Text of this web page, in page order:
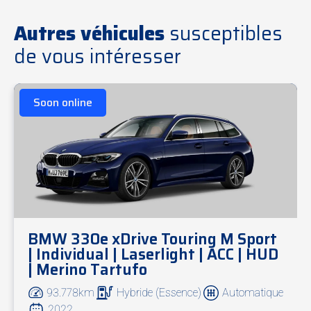
Extérieur & design
Peinture métallisée
Mineral Grau
Jantes en alliage léger17” V-Spoke 776
Barres de toitM Shadow Line
Éléments extérieursShadow Line brillant
Vitrage acoustique confort
Vitres arrière teintées (protection solaire)
Rétroviseurs extérieurs rabattables électriquement avec
fonction anti-éblouissement automatique
Attelage / crochet d’attelage
Autres véhicules susceptibles
de vous intéresser
Soon online
BMW 330e xDrive Touring M Sport
| Individual | Laserlight | ACC | HUD
| Merino Tartufo
93.778km Hybride (Essence)
Automatique